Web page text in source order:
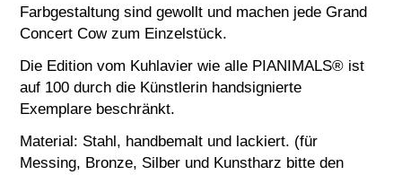
Farbgestaltung sind gewollt und machen jede Grand
Concert Cow zum Einzelstück.
Die Edition vom Kuhlavier wie alle PIANIMALS® ist
auf 100 durch die Künstlerin handsignierte
Exemplare beschränkt.
Material: Stahl, handbemalt und lackiert. (für
Messing, Bronze, Silber und Kunstharz bitte den